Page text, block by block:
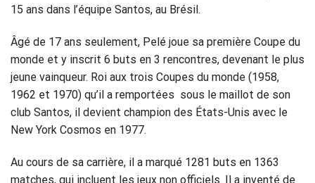
15 ans dans l’équipe Santos, au Brésil.
Âgé de 17 ans seulement, Pelé joue sa première Coupe du
monde et y inscrit 6 buts en 3 rencontres, devenant le plus
jeune vainqueur. Roi aux trois Coupes du monde (1958,
1962 et 1970) qu’il a remportées sous le maillot de son
club Santos, il devient champion des États-Unis avec le
New York Cosmos en 1977.
Au cours de sa carrière, il a marqué 1281 buts en 1363
matches, qui incluent les jeux non officiels. Il a inventé de